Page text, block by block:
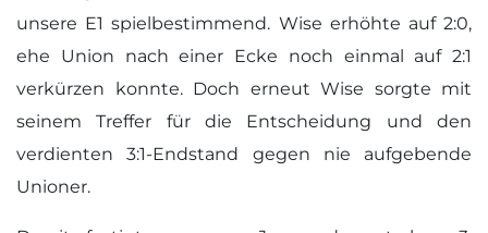
unsere E1 spielbestimmend. Wise erhöhte auf 2:0,
ehe Union nach einer Ecke noch einmal auf 2:1
verkürzen konnte. Doch erneut Wise sorgte mit
seinem Treffer für die Entscheidung und den
verdienten 3:1-Endstand gegen nie aufgebende
Unioner.